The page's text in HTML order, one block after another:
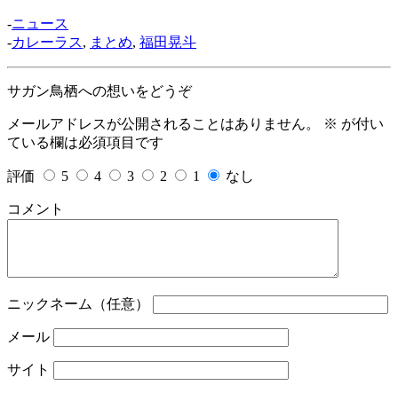
-ニュース
-カレーラス, まとめ, 福田晃斗
サガン鳥栖への想いをどうぞ
メールアドレスが公開されることはありません。 ※ が付い
ている欄は必須項目です
評価 5 4 3 2 1 なし
コメント
ニックネーム（任意）
メール
サイト